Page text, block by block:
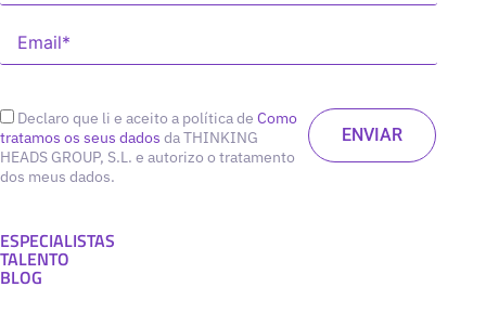
Declaro que li e aceito a política de Como
tratamos os seus dados da THINKING
HEADS GROUP, S.L. e autorizo o tratamento
dos meus dados.
ESPECIALISTAS
TALENTO
BLOG